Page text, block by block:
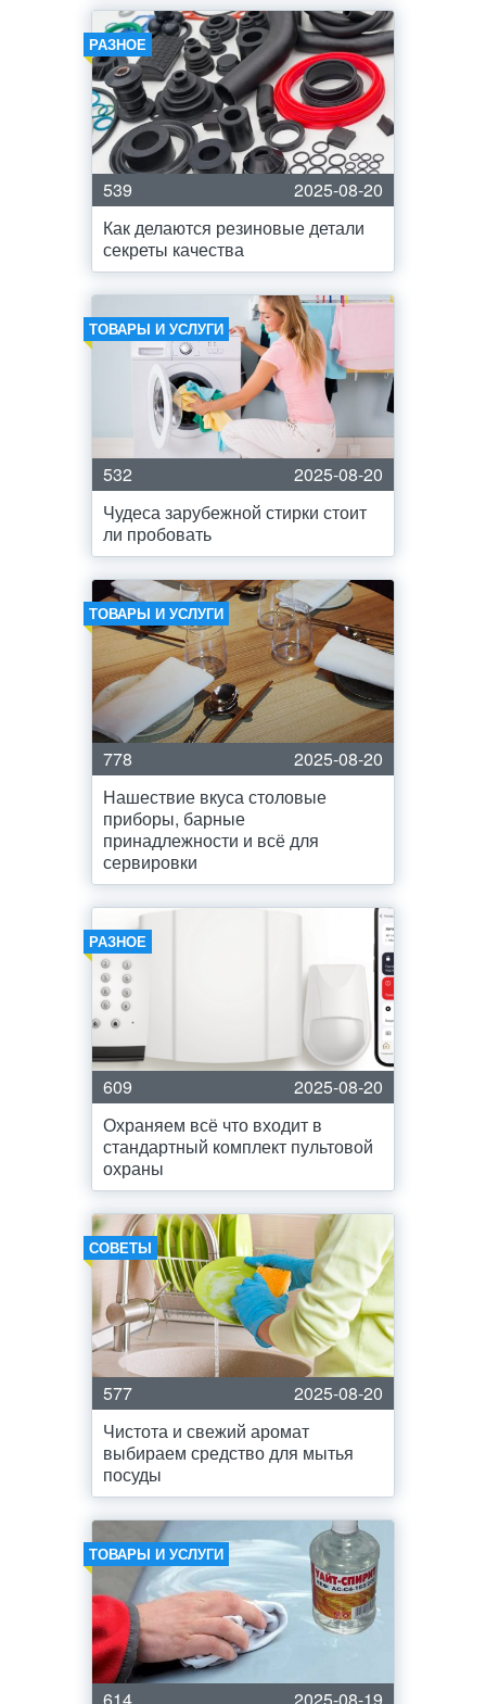
РАЗНОЕ
539
2025-08-20
Как делаются резиновые детали
секреты качества
ТОВАРЫ И УСЛУГИ
532
2025-08-20
Чудеса зарубежной стирки стоит
ли пробовать
ТОВАРЫ И УСЛУГИ
778
2025-08-20
Нашествие вкуса столовые
приборы, барные
принадлежности и всё для
сервировки
РАЗНОЕ
609
2025-08-20
Охраняем всё что входит в
стандартный комплект пультовой
охраны
СОВЕТЫ
577
2025-08-20
Чистота и свежий аромат
выбираем средство для мытья
посуды
ТОВАРЫ И УСЛУГИ